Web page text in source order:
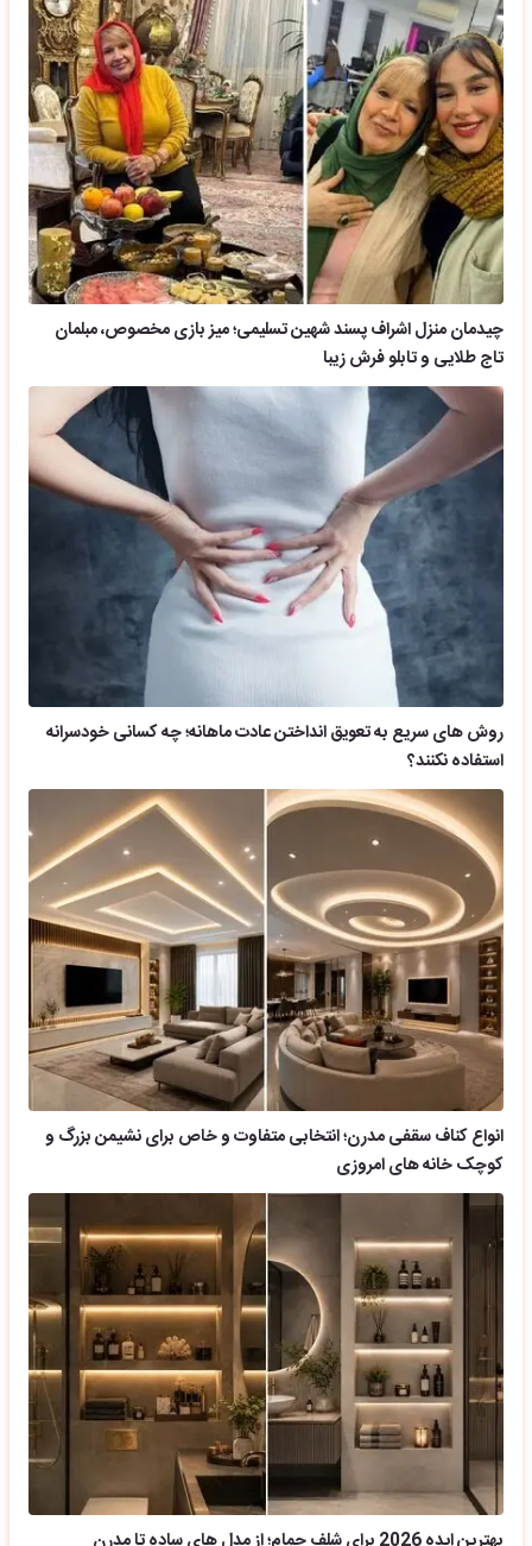
چیدمان منزل اشراف پسند شهین تسلیمی؛ میز بازی مخصوص، مبلمان
تاج طلایی و تابلو فرش زیبا
روش های سریع به تعویق انداختن عادت ماهانه؛ چه کسانی خودسرانه
استفاده نکنند؟
انواع کناف سقفی مدرن؛ انتخابی متفاوت و خاص برای نشیمن بزرگ و
کوچک خانه های امروزی